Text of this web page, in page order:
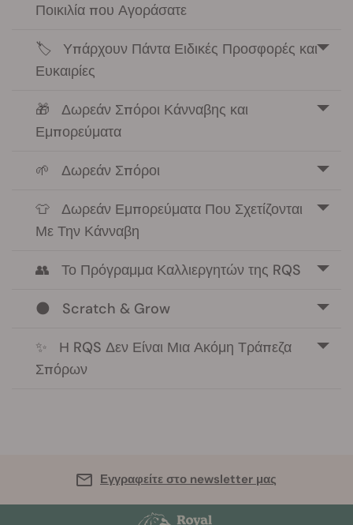
Ποικιλία που Αγοράσατε
🏷️Υπάρχουν Πάντα Ειδικές Προσφορές και
Ευκαιρίες
🎁Δωρεάν Σπόροι Κάνναβης και
Εμπορεύματα
🌱Δωρεάν Σπόροι
👕Δωρεάν Εμπορεύματα Που Σχετίζονται
Με Την Κάνναβη
👥Το Πρόγραμμα Καλλιεργητών της RQS
🌑Scratch & Grow
✨Η RQS Δεν Είναι Μια Ακόμη Τράπεζα
Σπόρων
Εγγραφείτε στο newsletter μας